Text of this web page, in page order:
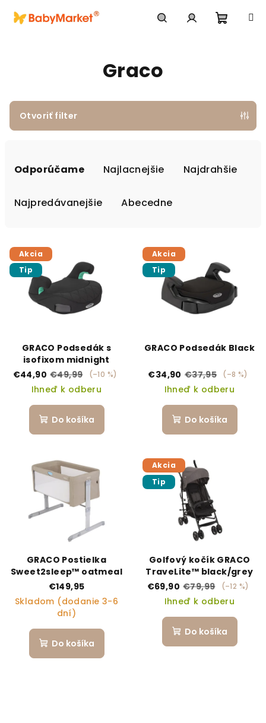
Graco
Otvoriť filter
Odporúčame Najlacnejšie Najdrahšie
Najpredávanejšie Abecedne
Výpis produktov
Akcia
Tip
GRACO Podsedák s
isofixom midnight
€44,90 €49,99 (–10 %)
Ihneď k odberu
Do košíka
Akcia
Tip
GRACO Podsedák Black
€34,90 €37,95 (–8 %)
Ihneď k odberu
Do košíka
GRACO Postielka
Sweet2sleep™ oatmeal
€149,95
Skladom (dodanie 3-6
dní)
Do košíka
Akcia
Tip
Golfový kočík GRACO
TraveLite™ black/grey
€69,90 €79,99 (–12 %)
Ihneď k odberu
Do košíka